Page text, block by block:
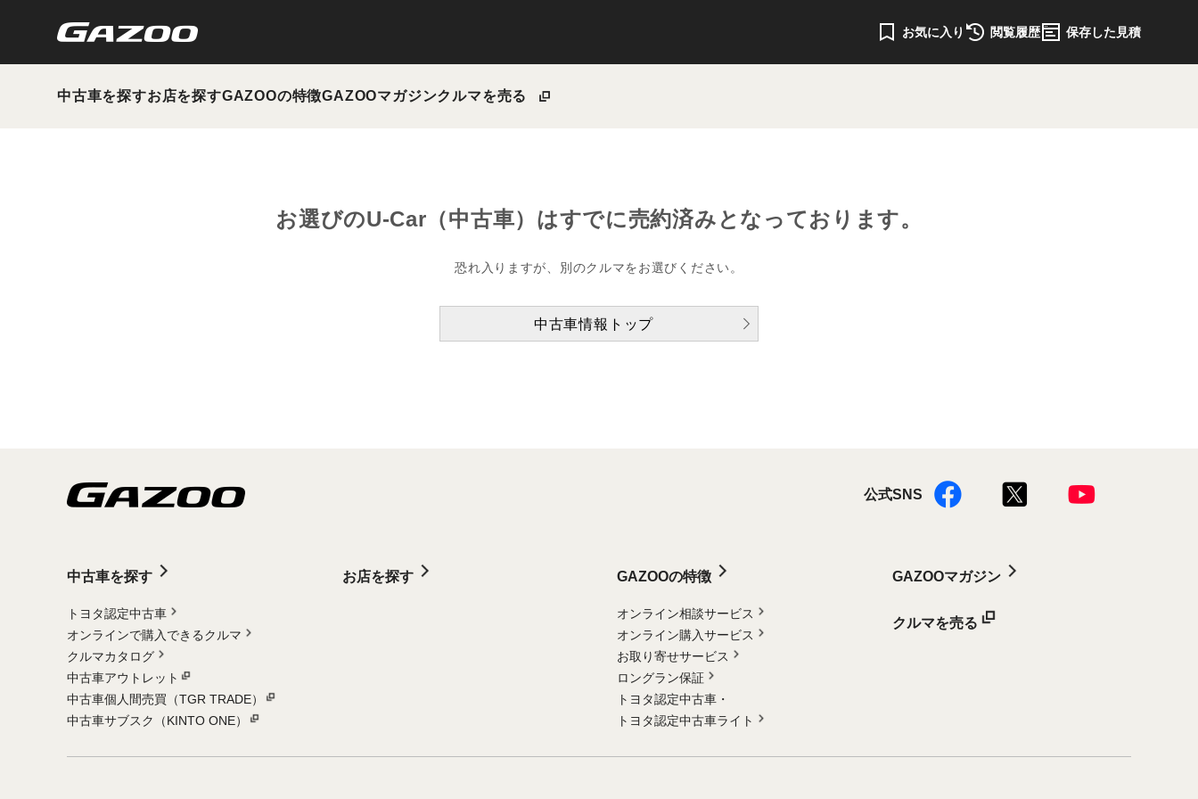
お気に入り 閲覧履歴 保存した見積
中古車を探すお店を探すGAZOOの特徴GAZOOマガジンクルマを売る
お選びのU-Car（中古車）はすでに売約済みとなっております。
恐れ入りますが、別のクルマをお選びください。
中古車情報トップ
公式SNS
中古車を探す
トヨタ認定中古車
オンラインで購入できるクルマ
クルマカタログ
中古車アウトレット
中古車個人間売買（TGR TRADE）
中古車サブスク（KINTO ONE）
お店を探す GAZOOの特徴
オンライン相談サービス
オンライン購入サービス
お取り寄せサービス
ロングラン保証
トヨタ認定中古車・
トヨタ認定中古車ライト
GAZOOマガジン
クルマを売る